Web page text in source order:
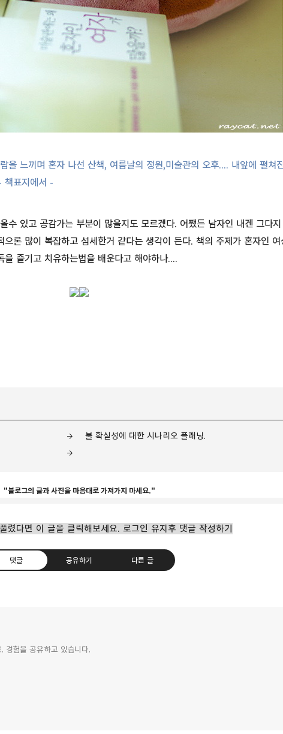
을 느끼며 혼자 나선 산책, 여름날의 정원,미술관의 오후.... 내앞에 펼쳐
책표지에서 -
수 있고 공감가는 부분이 많을지도 모르겠다. 어쨌든 남자인 내겐 그다
론 많이 복잡하고 섬세한거 같다는 생각이 든다. 책의 주제가 혼자인
즐기고 치유하는법을 배운다고 해야하나....
불 확실성에 대한 시나리오 플래닝.
"블로그의 글과 사진을 마음대로 가져가지 마세요."
렸다면 이 글을 클릭해보세요. 로그인 유지후 댓글 작성하기
댓글 공유하기 다른 글
험을 공유하고 있습니다.
이런류는 관심이 없는 사람에겐 읽기에도 꽤나